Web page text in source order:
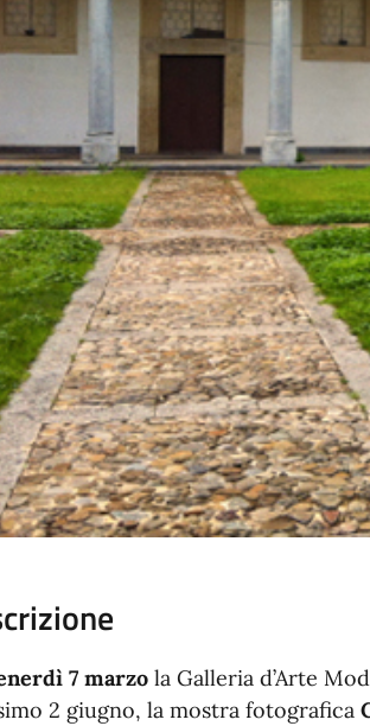
7 marzola Galleria d’Arte
2 giugno, la mostra fotografica